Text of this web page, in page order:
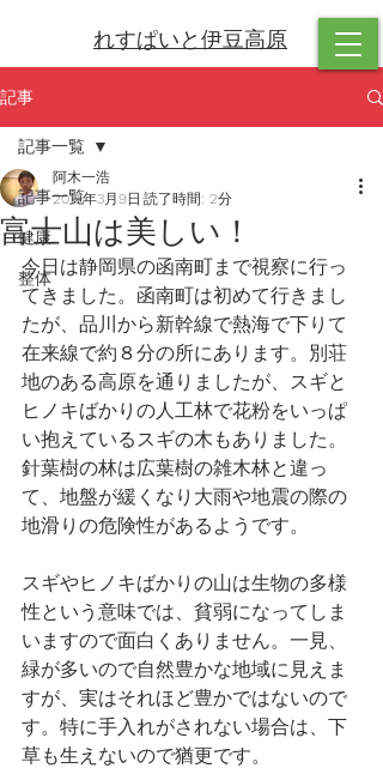
れすぱいと伊豆高原
記事
記事一覧
健康
整体
記事一覧
富士山は美しい！
阿木一浩
2019年3月9日 読了時間: 2分
今日は静岡県の函南町まで視察に行っ
てきました。函南町は初めて行きまし
たが、品川から新幹線で熱海で下りて
在来線で約８分の所にあります。別荘
地のある高原を通りましたが、スギと
ヒノキばかりの人工林で花粉をいっぱ
い抱えているスギの木もありました。
針葉樹の林は広葉樹の雑木林と違っ
て、地盤が緩くなり大雨や地震の際の
地滑りの危険性があるようです。
スギやヒノキばかりの山は生物の多様
性という意味では、貧弱になってしま
いますので面白くありません。一見、
緑が多いので自然豊かな地域に見えま
すが、実はそれほど豊かではないので
す。特に手入れがされない場合は、下
草も生えないので猶更です。